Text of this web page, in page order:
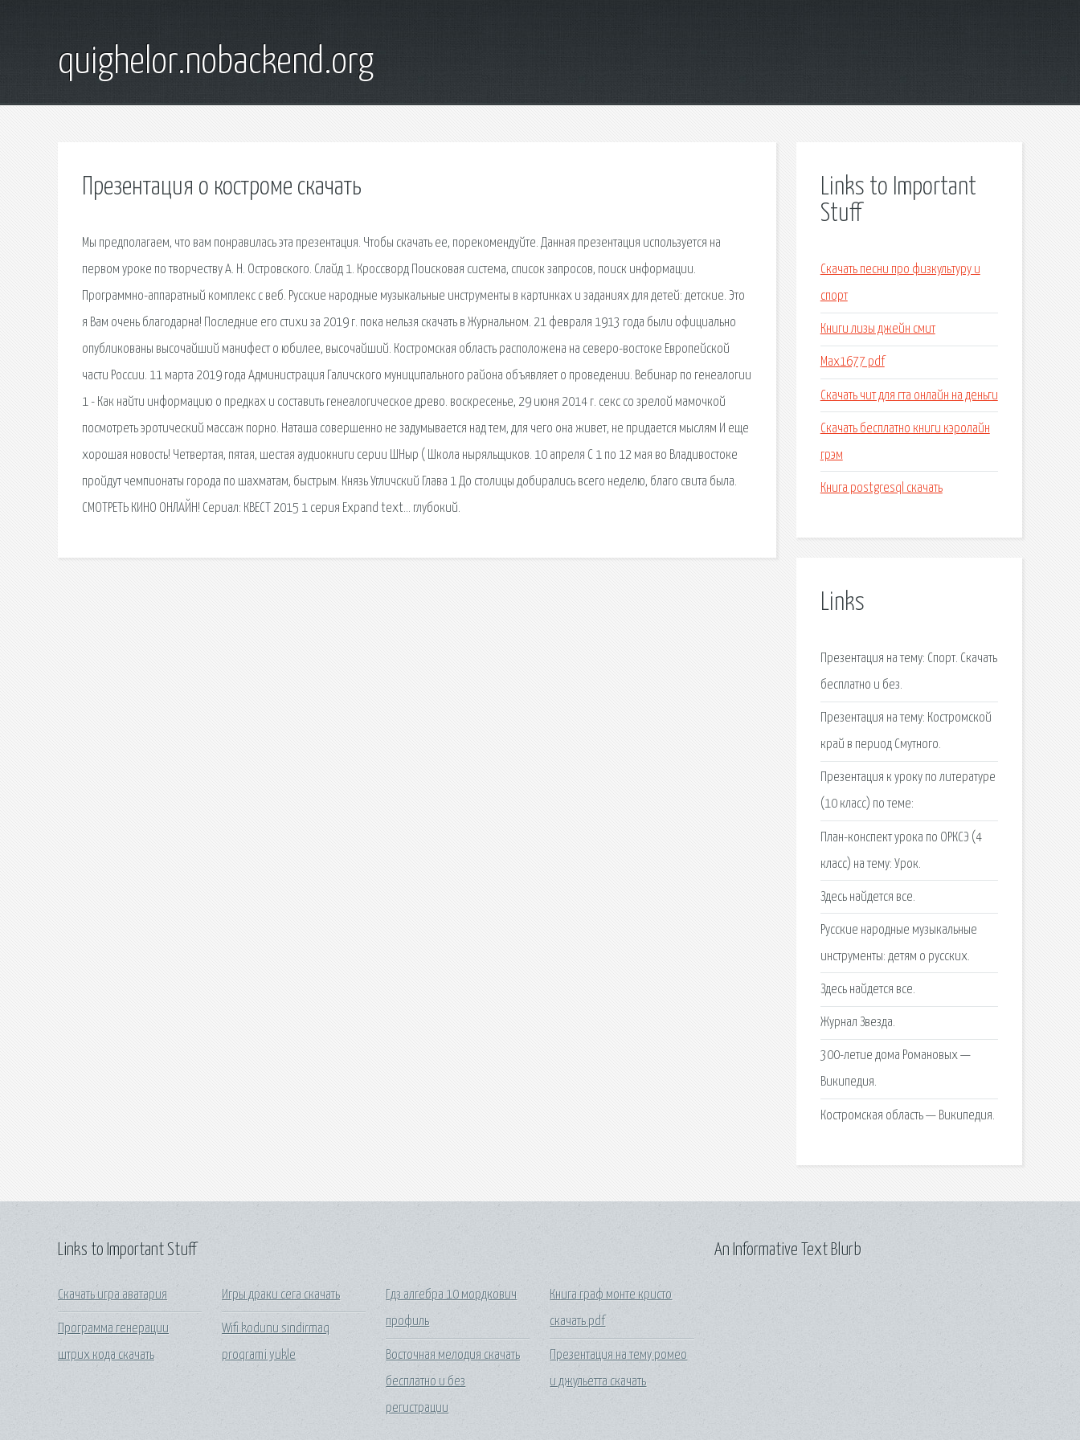
quighelor.nobackend.org
Презентация о костроме скачать
Мы предполагаем, что вам понравилась эта презентация. Чтобы скачать ее, порекомендуйте. Данная презентация используется на
первом уроке по творчеству А. Н. Островского. Слайд 1. Кроссворд Поисковая сиcтема, список запросов, поиск информации.
Программно-аппаратный комплекс с веб. Русские народные музыкальные инструменты в картинках и заданиях для детей: детские. Это
я Вам очень благодарна! Последние его стихи за 2019 г. пока нельзя скачать в Журнальном. 21 февраля 1913 года были официально
опубликованы высочайший манифест о юбилее, высочайший. Костромская область расположена на северо-востоке Европейской
части России. 11 марта 2019 года Администрация Галичского муниципального района объявляет о проведении. Вебинар по генеалогии
1 - Как найти информацию о предках и составить генеалогическое древо. воскресенье, 29 июня 2014 г. секс со зрелой мамочкой
посмотреть эротический массаж порно. Наташа совершенно не задумывается над тем, для чего она живет, не придается мыслям И еще
хорошая новость! Четвертая, пятая, шестая аудиокниги серии ШНыр ( Школа ныряльщиков. 10 апреля С 1 по 12 мая во Владивостоке
пройдут чемпионаты города по шахматам, быстрым. Князь Угличский Глава 1 До столицы добирались всего неделю, благо свита была.
СМОТРЕТЬ КИНО ОНЛАЙН! Сериал: КВЕСТ 2015 1 серия Expand text… глубокий.
Links to Important
Stuff
Скачать песни про физкультуру и
спорт
Книги лизы джейн смит
Max1677 pdf
Скачать чит для гта онлайн на деньги
Скачать бесплатно книги кэролайн
грэм
Книга postgresql скачать
Links
Презентация на тему: Спорт. Скачать
бесплатно и без.
Презентация на тему: Костромской
край в период Смутного.
Презентация к уроку по литературе
(10 класс) по теме:
План-конспект урока по ОРКСЭ (4
класс) на тему: Урок.
Здесь найдется все.
Русские народные музыкальные
инструменты: детям о русских.
Здесь найдется все.
Журнал Звезда.
300-летие дома Романовых —
Википедия.
Костромская область — Википедия.
Links to Important Stuff
Скачать игра аватария
Программа генерации
штрих кода скачать
Игры драки сега скачать
Wifi kodunu sindirmaq
proqrami yukle
Гдз алгебра 10 мордкович
профиль
Восточная мелодия скачать
бесплатно и без
регистрации
Книга граф монте кристо
скачать pdf
Презентация на тему ромео
и джульетта скачать
An Informative Text Blurb